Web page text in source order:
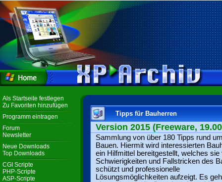
Als Startseite festlegen
Zu Favoriten hinzufügen
Programm eintragen
Forum
Newsletter
Neue Downloads
Top Downloads
CGI Scripte
PHP-Scripte
ASP-Scripte
Tipps für Bauherren
Version 2015 (Freeware,
Sammlung von über 180 Tipps rund
Bauen. Hiermit wird interessierten
ein Hilfmittel bereitgestellt, welches sie
Schwierigkeiten und Fallstricken des
schützt und professionelle
Lösungsmöglichkeiten aufzeigt. Es